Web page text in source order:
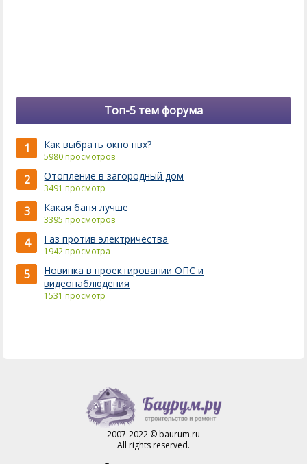
Топ-5 тем форума
1 Как выбрать окно пвх?
5980 просмотров
2 Отопление в загородный дом
3491 просмотр
3 Какая баня лучше
3395 просмотров
4 Газ против электричества
1942 просмотра
5
Новинка в проектировании ОПС и
видеонаблюдения
1531 просмотр
2007-2022 © baurum.ru
All rights reserved.